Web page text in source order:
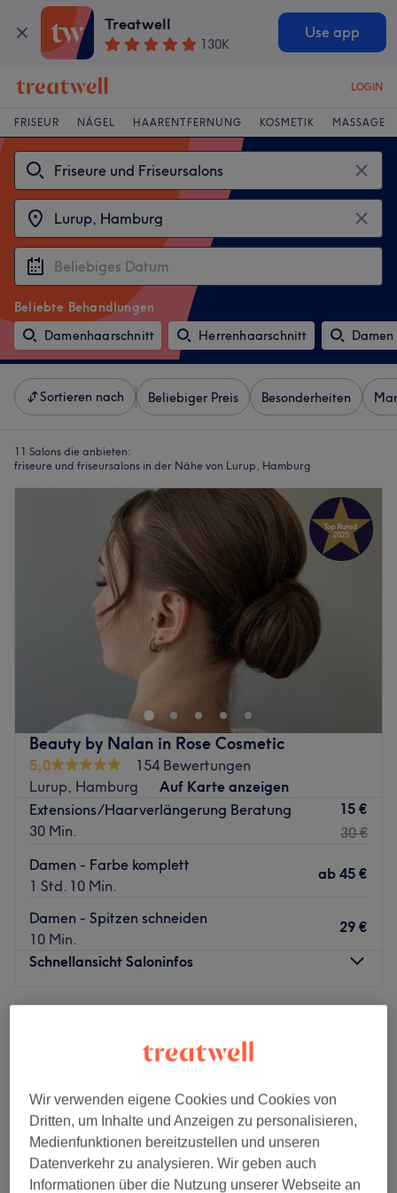
Treatwell
130K
Use app
LOGIN
FRISEUR NÄGEL HAARENTFERNUNG KOSMETIK MASSAGE
Beliebte Behandlungen
Damenhaarschnitt
Herrenhaarschnitt
Sortieren nach Beliebiger Preis Besonderheiten
11 Salons die anbieten:
friseure und friseursalons in der Nähe von Lurup, Hamburg
Beauty by Nalan in Rose Cosmetic
5,0
154 Bewertungen
Lurup, Hamburg
Auf Karte anzeigen
Extensions/Haarverlängerung Beratung
30 Min.
15 €
30 €
Damen - Farbe komplett
1 Std. 10 Min.
ab 45 €
Damen - Spitzen schneiden
10 Min.
29 €
Schnellansicht Saloninfos
Montag 09:00–19:00
Freitag
09:00– 19:00
Samstag
09:00–16:00
Sonntag
Geschlossen
Beauty by Nalan ist ein renommierter Friseur, der in
Wir verwenden eigene Cookies und Cookies von
Dritten, um Inhalte und Anzeigen zu personalisieren,
Medienfunktionen bereitzustellen und unseren
Datenverkehr zu analysieren. Wir geben auch
Informationen über die Nutzung unserer Webseite an